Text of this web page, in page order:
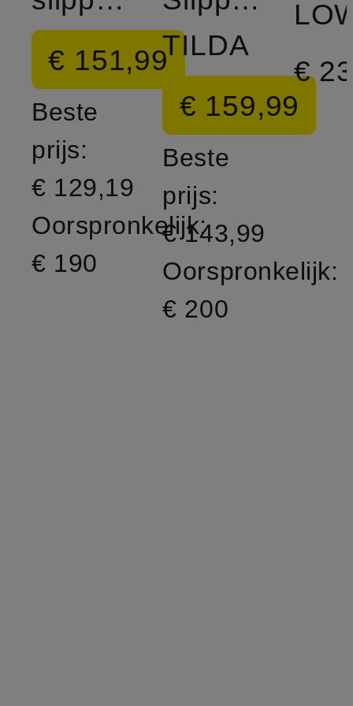
€ 151,99
Beste
prijs:
€ 129,19
Oorspronkelijk:
€ 190
TILDA
€ 159,99
Beste
prijs:
€ 143,99
Oorspronkelijk:
€ 200
€